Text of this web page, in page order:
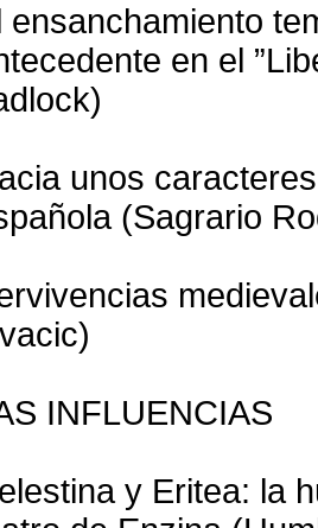
ensanchamiento
en el
unos
(Sagrario
INFLUENCIAS
y Eritea: la